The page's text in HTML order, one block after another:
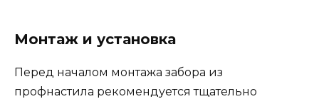
Монтаж и установка
Перед началом монтажа забора из
профнастила рекомендуется тщательно